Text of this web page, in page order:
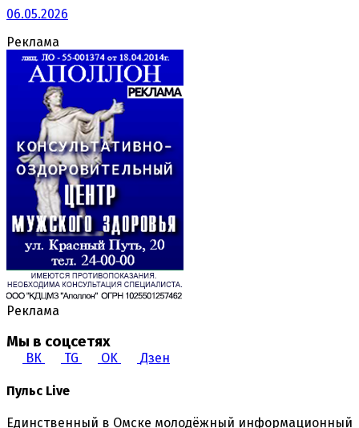
06.05.2026
Реклама
Реклама
Мы в соцсетях
ВК TG OK Дзен
Пульс Live
Единственный в Омске молодёжный информационный